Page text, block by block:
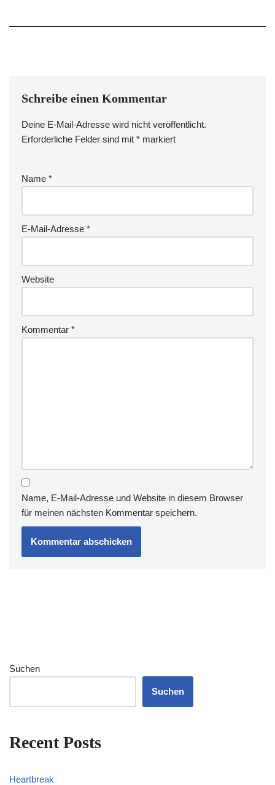
Schreibe einen Kommentar
Deine E-Mail-Adresse wird nicht veröffentlicht.
Erforderliche Felder sind mit * markiert
Name *
E-Mail-Adresse *
Website
Kommentar *
Name, E-Mail-Adresse und Website in diesem Browser
für meinen nächsten Kommentar speichern.
Suchen
Suchen
Recent Posts
Heartbreak